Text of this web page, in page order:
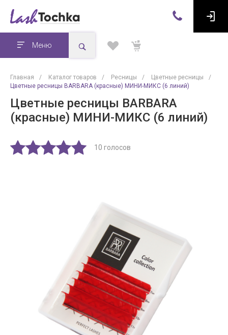
Меню
Главная / Каталог товаров / Ресницы / Цветные ресницы
/
Цветные ресницы BARBARA (красные) МИНИ-МИКС (6 линий)
Цветные ресницы BARBARA
(красные) МИНИ-МИКС (6 линий)
10 голосов